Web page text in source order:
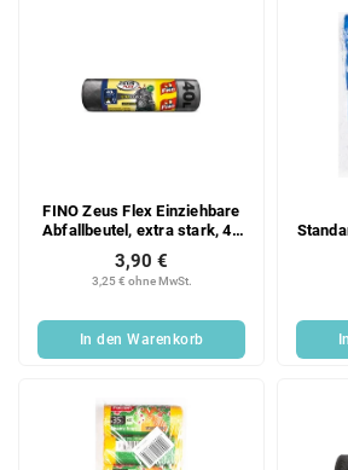
FINO Zeus Flex Einziehbare
Abfallbeutel, extra stark, 40
3,25 € ohne MwSt.
3,90 €
In den Warenkorb